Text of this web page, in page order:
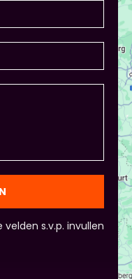
maar ook
in categorieën
andere spelletjes.
in wil zetten is
dit dan wel met
eindpresentatie
wel hun
de deelnemers:
5 minuten de
beginners is het
Vergeet het
niet :)
velden s.v.p. invullen